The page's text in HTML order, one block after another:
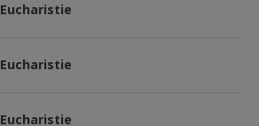
Eucharistie
Eucharistie
Eucharistie